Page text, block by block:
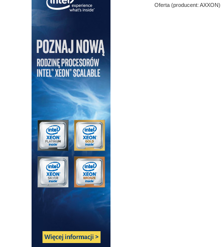
Oferta (producent: AXXON)